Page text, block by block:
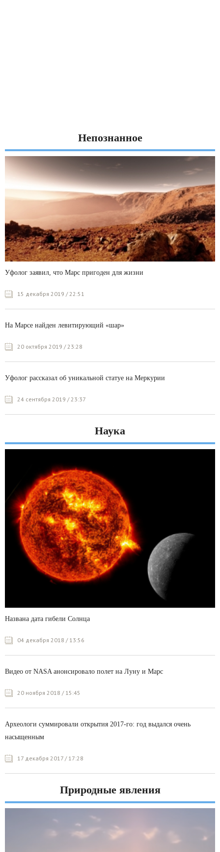
Непознанное
Уфолог заявил, что Марс пригоден для жизни
15 декабря 2019 / 22:51
На Марсе найден левитирующий «шар»
20 октября 2019 / 23:28
Уфолог рассказал об уникальной статуе на Меркурии
24 сентября 2019 / 23:37
Наука
Названа дата гибели Солнца
04 декабря 2018 / 13:56
Видео от NASA анонсировало полет на Луну и Марс
20 ноября 2018 / 15:45
Археологи суммировали открытия 2017-го: год выдался очень
насыщенным
17 декабря 2017 / 17:28
Природные явления